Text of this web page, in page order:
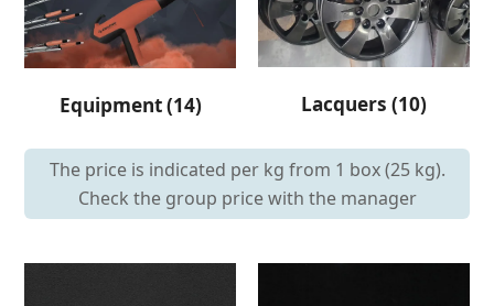
Equipment(14) Lacquers (10)
The price is indicated per kg from 1 box (25 kg).
Check the group price with the manager